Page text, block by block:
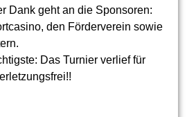
Dank geht an die Sponsoren:
den Förderverein sowie
Das Turnier verlief für